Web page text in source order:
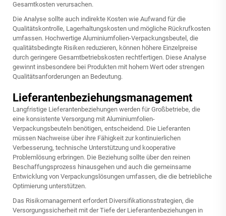
Gesamtkosten verursachen.
Die Analyse sollte auch indirekte Kosten wie Aufwand für die
Qualitätskontrolle, Lagerhaltungskosten und mögliche Rückrufkosten
umfassen. Hochwertige Aluminiumfolien-Verpackungsbeutel, die
qualitätsbedingte Risiken reduzieren, können höhere Einzelpreise
durch geringere Gesamtbetriebskosten rechtfertigen. Diese Analyse
gewinnt insbesondere bei Produkten mit hohem Wert oder strengen
Qualitätsanforderungen an Bedeutung.
Lieferantenbeziehungsmanagement
Langfristige Lieferantenbeziehungen werden für Großbetriebe, die
eine konsistente Versorgung mit Aluminiumfolien-
Verpackungsbeuteln benötigen, entscheidend. Die Lieferanten
müssen Nachweise über ihre Fähigkeit zur kontinuierlichen
Verbesserung, technische Unterstützung und kooperative
Problemlösung erbringen. Die Beziehung sollte über den reinen
Beschaffungsprozess hinausgehen und auch die gemeinsame
Entwicklung von Verpackungslösungen umfassen, die die betriebliche
Optimierung unterstützen.
Das Risikomanagement erfordert Diversifikationsstrategien, die
Versorgungssicherheit mit der Tiefe der Lieferantenbeziehungen in